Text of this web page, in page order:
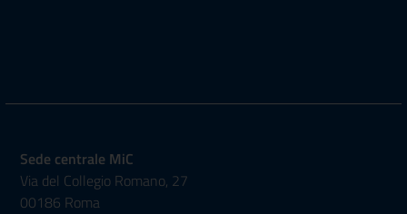
Sede centrale MiC
Via del Collegio Romano, 27
00186 Roma